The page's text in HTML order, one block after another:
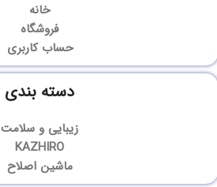
خانه
فروشگاه
حساب کاربری
دسته بندی
زیبایی و سلامت
KAZHIRO
ماشین اصلاح